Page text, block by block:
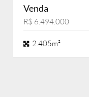
Venda
R$ 6.494.000
2.405m²